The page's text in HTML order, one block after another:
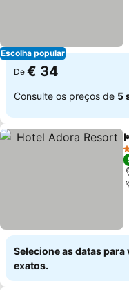
Escolha popular
De € 34
Consulte os preços de 5
Selecione as datas para
exatos.